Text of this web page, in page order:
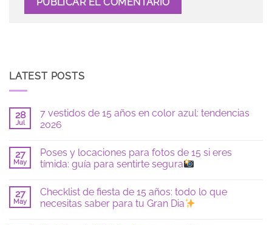
LATEST POSTS
28
Jul
7 vestidos de 15 años en color azul: tendencias
2026
comentarios
en
7
15
años
en
27
May
Poses y locaciones para fotos de 15 si eres
tímida: guía para sentirte segura
comentarios
en
Poses
27
May
Checklist de fiesta de 15 años: todo lo que
necesitas saber para tu Gran Dia